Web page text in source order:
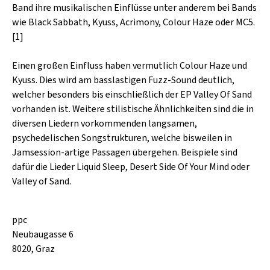
CAFÉ WOLF
KUNSTGARTEN
KRISTALLWERK
GOLD & PECH THEATER
HARD & HEAVY
VOLKSMUSIK
KULTURLAND STEIERMARK
Band ihre musikalischen Einflüsse unter anderem bei Bands
wie Black Sabbath, Kyuss, Acrimony, Colour Haze oder MC5.
[1]
Einen großen Einfluss haben vermutlich Colour Haze und
Kyuss. Dies wird am basslastigen Fuzz-Sound deutlich,
welcher besonders bis einschließlich der EP Valley Of Sand
vorhanden ist. Weitere stilistische Ähnlichkeiten sind die in
diversen Liedern vorkommenden langsamen,
psychedelischen Songstrukturen, welche bisweilen in
Jamsession-artige Passagen übergehen. Beispiele sind
dafür die Lieder Liquid Sleep, Desert Side Of Your Mind oder
Valley of Sand.
ppc
Neubaugasse 6
8020, Graz